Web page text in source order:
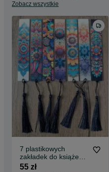
Zobacz wszystkie
7 plastikowych
zakładek do książek z
kolorowymi kwiatami
55 zł